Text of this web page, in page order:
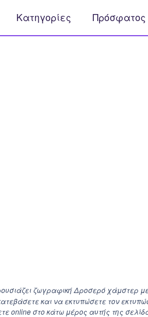
Κατηγορίες Πρόσφατος
ζωγραφική Δροσερό χάμστερ
και να εκτυπώσετε τον
online στο κάτω μέρος αυτής της